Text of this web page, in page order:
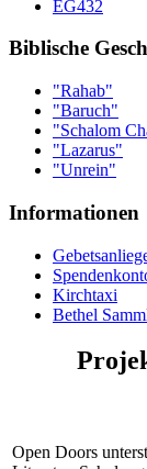
EG432
Biblische
"Rahab"
"Baruch"
"Schalom
"Lazarus"
"Unrein"
Informationen
Kirchtaxi
Bethel
Open Doors